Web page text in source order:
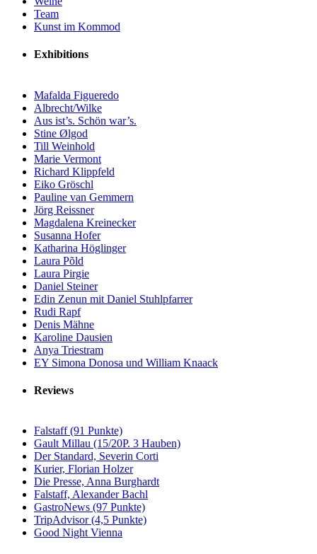
Team
Kunst im Kommod
Exhibitions
Mafalda Figueredo
Albrecht/Wilke
Aus ist’s. Schön war’s.
Stine Ølgod
Till Weinhold
Marie Vermont
Richard Klippfeld
Eiko Gröschl
Pauline van Gemmern
Jörg Reissner
Magdalena Kreinecker
Susanna Hofer
Katharina Höglinger
Laura Põld
Laura Pirgie
Daniel Steiner
Edin Zenun mit Daniel Stuhlpfarrer
Rudi Rapf
Denis Mähne
Karoline Dausien
Anya Triestram
EY Simona Donosa und William Knaack
Reviews
Falstaff (91 Punkte)
Gault Millau (15/20P. 3 Hauben)
Der Standard, Severin Corti
Kurier, Florian Holzer
Die Presse, Anna Burghardt
Falstaff, Alexander Bachl
GastroNews (97 Punkte)
TripAdvisor (4,5 Punkte)
Good Night Vienna